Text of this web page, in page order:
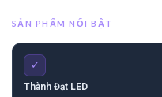
SẢN PHẨM NỔI BẬT
✓
Thành Đạt LED